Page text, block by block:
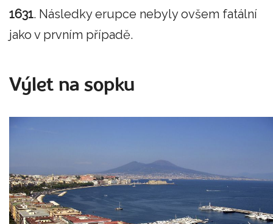
1631. Následky erupce nebyly ovšem fatální
jako v prvním případě.
Výlet na sopku